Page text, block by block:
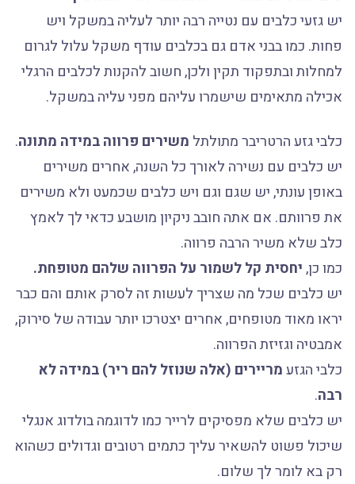
יש גזעי כלבים עם נטייה רבה יותר לעליה במשקל ויש
פחות. כמו בבני אדם גם בכלבים עודף משקל עלול לגרום
למחלות ובתפקוד תקין ולכן, חשוב להקנות לכלבים הרגלי
אכילה מתאימים שישמרו עליהם מפני עליה במשקל.
כלבי גזע הרטריבר מתולתל משירים פרווה במידה מתונה.
יש כלבים עם נשירה לאורך כל השנה, אחרים משירים
באופן עונתי, יש שגם וגם ויש כלבים שכמעט ולא משירים
את פרוותם. אם אתה חובב ניקיון מושבע כדאי לך לאמץ
כלב שלא משיר הרבה פרווה.
כמו כן,יחסית קל לשמור על הפרווה שלהם מטופחת.
יש כלבים שכל מה שצריך לעשות זה לסרק אותם והם כבר
יראו מאוד מטופחים, אחרים יצטרכו יותר עבודה של סירוק,
אמבטיה וגזיזת הפרווה.
כלבי הגזעמריירים (אלה שנוזל להם ריר) במידה לא
רבה.
יש כלבים שלא מפסיקים לרייר כמו לדוגמה בולדוג אנגלי
שיכול פשוט להשאיר עליך כתמים רטובים וגדולים כשהוא
רק בא לומר לך שלום.